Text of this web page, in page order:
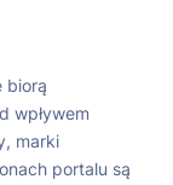
biorą
wpływem
marki
portalu są